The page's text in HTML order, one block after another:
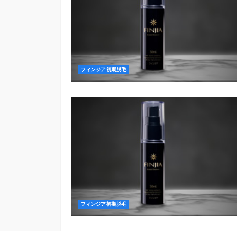
フィンジア初期脱毛
フィンジア初期脱毛